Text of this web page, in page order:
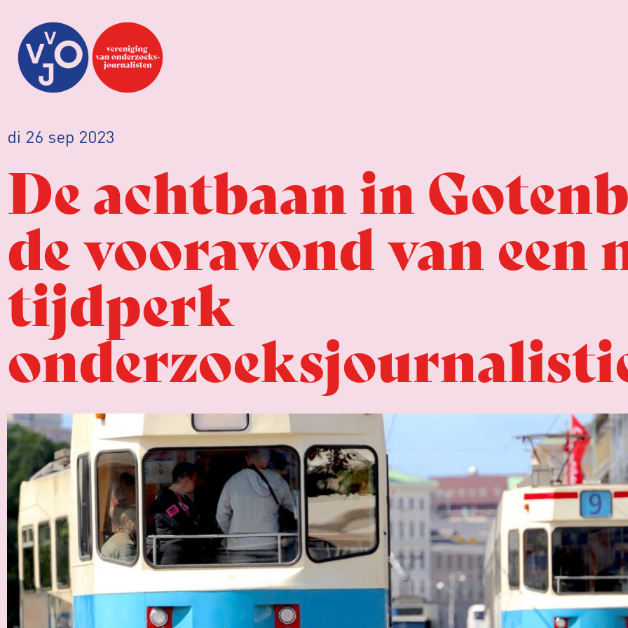
di 26 sep 2023
De achtbaan in
de vooravond van een
tijdperk